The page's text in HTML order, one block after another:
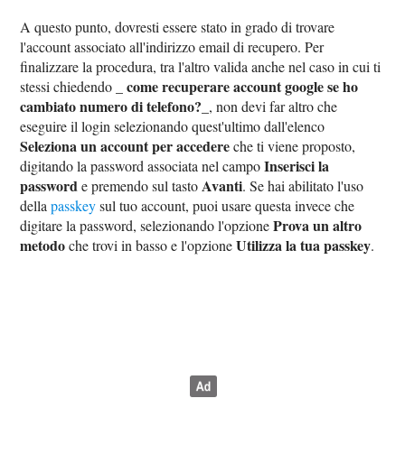
A questo punto, dovresti essere stato in grado di trovare
l'account associato all'indirizzo email di recupero. Per
finalizzare la procedura, tra l'altro valida anche nel caso in cui ti
stessi chiedendo _come recuperare account google se ho
cambiato numero di telefono? _, non devi far altro che
eseguire il login selezionando quest'ultimo dall'elenco
Seleziona un account per accedereche ti viene proposto,
digitando la password associata nel campoInserisci la
passworde premendo sul tasto Avanti. Se hai abilitato l'uso
dellapasskeysul tuo account, puoi usare questa invece che
digitare la password, selezionando l'opzioneProva un altro
metodoche trovi in basso e l'opzioneUtilizza la tua passkey.